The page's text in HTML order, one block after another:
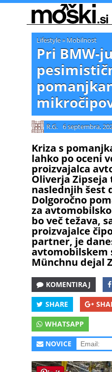
Lifestyle» Mobilnost
Pri BMW-ju
R.G. 6 septembra,
Kriza s
lahko po oceni
proizvajalca
Oliverja Zipseja
naslednjih šest
Dolgoročno
za
bo več težava,
proizvajalce
partner, je
avtomobilskem
Münchnu dejal
KOMENTIRAJ
SHARE
WHATSAPP
NOVICE